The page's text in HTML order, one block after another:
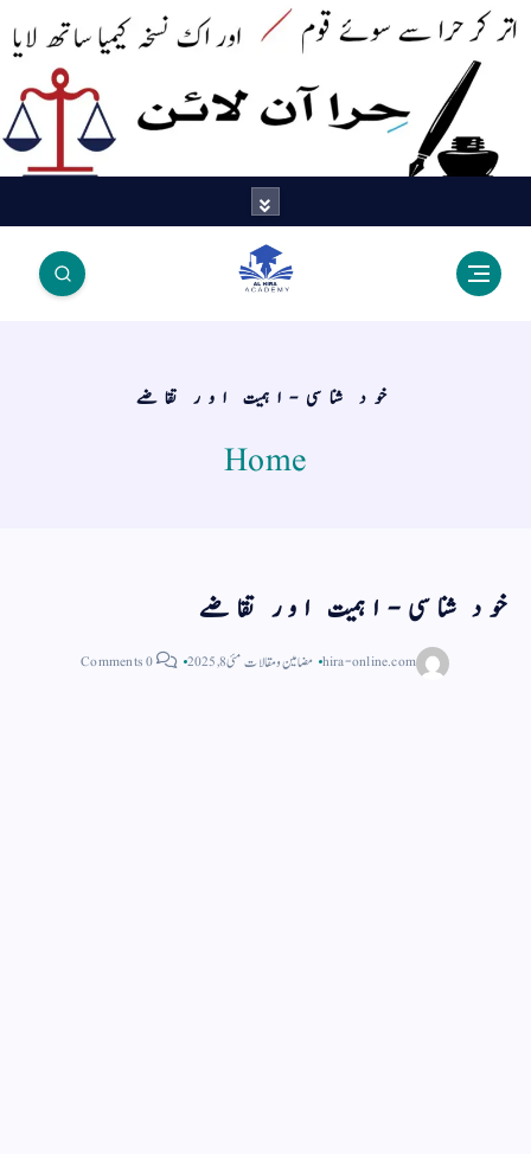
اک نسخہ کیمیا ساتھ لایا
خود شناسی-اہمیت اور تقاضے
Home
خود شناسی-اہمیت اور تقاضے
hira-online.com مضامین و مقالاتمئی 8, 2025